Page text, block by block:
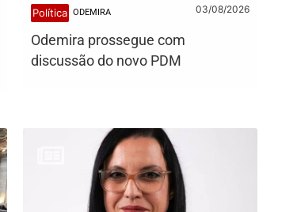
Política ODEMIRA 03/08/2026
Odemira prossegue com
discussão do novo PDM